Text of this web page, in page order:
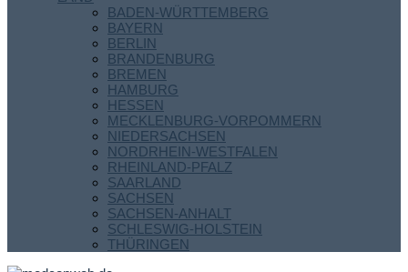
BADEN-WÜRTTEMBERG
BAYERN
BERLIN
BRANDENBURG
BREMEN
HAMBURG
HESSEN
MECKLENBURG-VORPOMMERN
NIEDERSACHSEN
NORDRHEIN-WESTFALEN
RHEINLAND-PFALZ
SAARLAND
SACHSEN
SACHSEN-ANHALT
SCHLESWIG-HOLSTEIN
THÜRINGEN